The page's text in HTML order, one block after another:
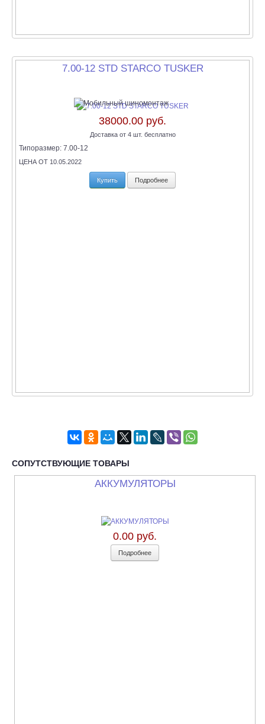
7.00-12 STD STARCO TUSKER
38000.00 руб.
Доставка от 4 шт. бесплатно
Типоразмер: 7.00-12
ЦЕНА ОТ 10.05.2022
Купить Подробнее
СОПУТСТВУЮЩИЕ ТОВАРЫ
АККУМУЛЯТОРЫ
0.00 руб.
Подробнее